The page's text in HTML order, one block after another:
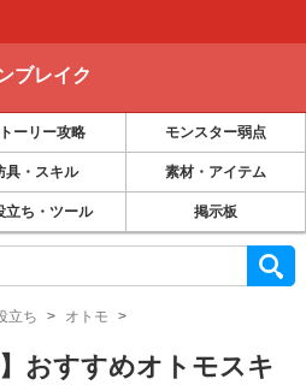
ブレイク
ーリー攻略 モンスター弱点
具・スキル 素材・アイテム
立ち・ツール 掲示板
立ち オトモ
おすすめオトモスキ